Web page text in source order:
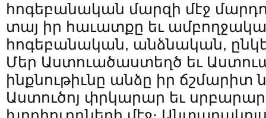
հոգեբանական մարզի մէջ
տայ իր հաւատքը եւ
հոգեբանական, անձնական,
Մեր Աստուածաստեղծ եւ
ինքնութիւնը անձը իր ճշմարիտ
Աստուծոյ փրկարար եւ սրբարար